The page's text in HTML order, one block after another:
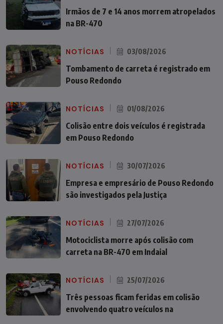
Irmãos de 7 e 14 anos morrem atropelados
na BR-470
NOTÍCIAS 03/08/2026
Tombamento de carreta é registrado em
Pouso Redondo
NOTÍCIAS 01/08/2026
Colisão entre dois veículos é registrada
em Pouso Redondo
NOTÍCIAS 30/07/2026
Empresa e empresário de Pouso Redondo
são investigados pela Justiça
NOTÍCIAS 27/07/2026
Motociclista morre após colisão com
carreta na BR-470 em Indaial
NOTÍCIAS 25/07/2026
Três pessoas ficam feridas em colisão
envolvendo quatro veículos na